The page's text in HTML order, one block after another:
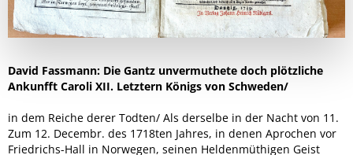
David Fassmann: Die Gantz unvermuthete doch plötzliche
Ankunfft Caroli XII. Letztern Königs von Schweden/
in dem Reiche derer Todten/ Als derselbe in der Nacht von 11.
Zum 12. Decembr. des 1718ten Jahres, in denen Aprochen vor
Friedrichs-Hall in Norwegen, seinen Heldenmüthigen Geist